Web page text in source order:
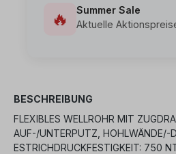
🔥
Summer Sale
Aktuelle
BESCHREIBUNG
FLEXIBLES WELLROHR MIT
AUF-/UNTERPUTZ, HOHLWÄNDE/-
ESTRICHDRUCKFESTIGKEIT: 750